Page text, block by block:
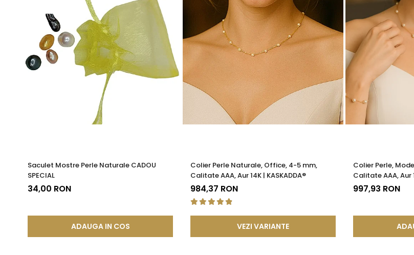
colier cu perleși obrățară cu perle asortată pot transforma acești cercei într-un set care cucerește
Saculet Mostre Perle Naturale CADOU
SPECIAL
34,00 RON
ADAUGA IN COS
Colier Perle Naturale, Office, 4-5 mm,
Calitate AAA, Aur 14K | KASKADDA®
984,37 RON
VEZI VARIANTE
Colier Perle,
Calitate AAA, Aur
997,93 RON